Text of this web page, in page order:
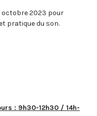
octobre 2023 pour
pratique du son.
: 9h30-12h30 / 14h-